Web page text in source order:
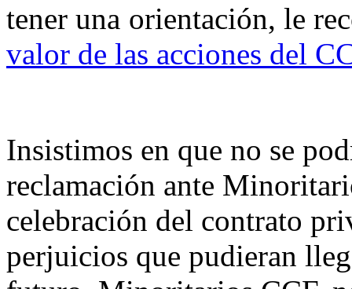
tener una orientación, le
valor de las acciones del
Insistimos en que no se
reclamación ante
celebración del contrato
perjuicios que pudieran